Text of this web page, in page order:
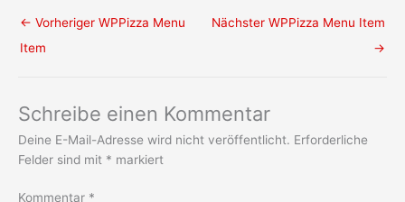
← Vorheriger WPPizza Menu
Item
Nächster WPPizza Menu Item
→
Schreibe einen Kommentar
Deine E-Mail-Adresse wird nicht veröffentlicht. Erforderliche
Felder sind mit * markiert
Kommentar *